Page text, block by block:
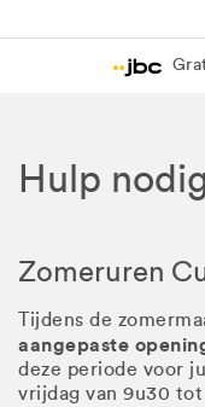
Hulp
Zomeruren
Tijdens de
aangepaste
deze periode voor
vrijdag van 9u30